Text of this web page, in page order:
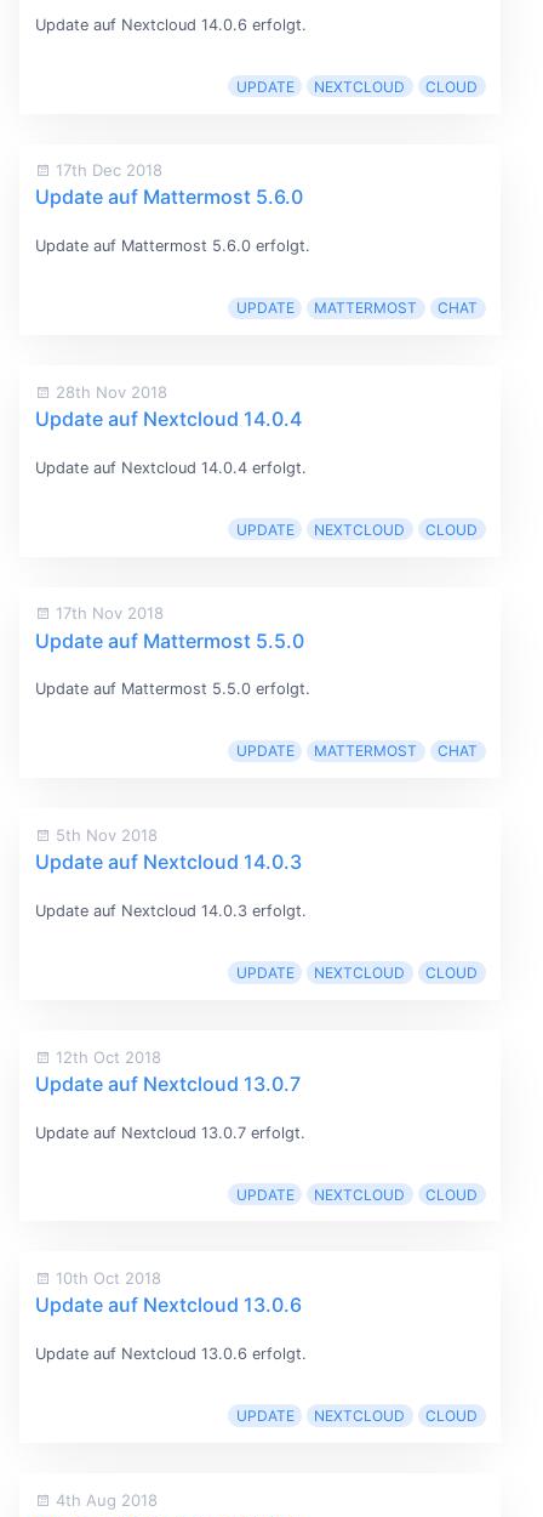
Update auf Nextcloud 14.0.6 erfolgt.
UPDATE NEXTCLOUD CLOUD
17th Dec 2018
Update auf Mattermost 5.6.0
Update auf Mattermost 5.6.0 erfolgt.
UPDATE MATTERMOST CHAT
28th Nov 2018
Update auf Nextcloud 14.0.4
Update auf Nextcloud 14.0.4 erfolgt.
UPDATE NEXTCLOUD CLOUD
17th Nov 2018
Update auf Mattermost 5.5.0
Update auf Mattermost 5.5.0 erfolgt.
UPDATE MATTERMOST CHAT
5th Nov 2018
Update auf Nextcloud 14.0.3
Update auf Nextcloud 14.0.3 erfolgt.
UPDATE NEXTCLOUD CLOUD
12th Oct 2018
Update auf Nextcloud 13.0.7
Update auf Nextcloud 13.0.7 erfolgt.
UPDATE NEXTCLOUD CLOUD
10th Oct 2018
Update auf Nextcloud 13.0.6
Update auf Nextcloud 13.0.6 erfolgt.
UPDATE NEXTCLOUD CLOUD
4th Aug 2018